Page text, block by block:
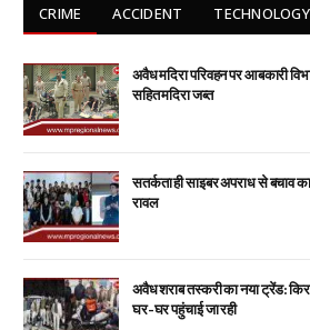
CRIME ACCIDENT TECHNOLOGY
अवैध मदिरा परिवहन पर आबकारी
सहित मदिरा जब्त
सतर्कता ही साइबर अपराध से बचाव
रावल
अवैध शराब तस्करी का नया ट्रेंड:
घर-घर पहुंचाई जा रही